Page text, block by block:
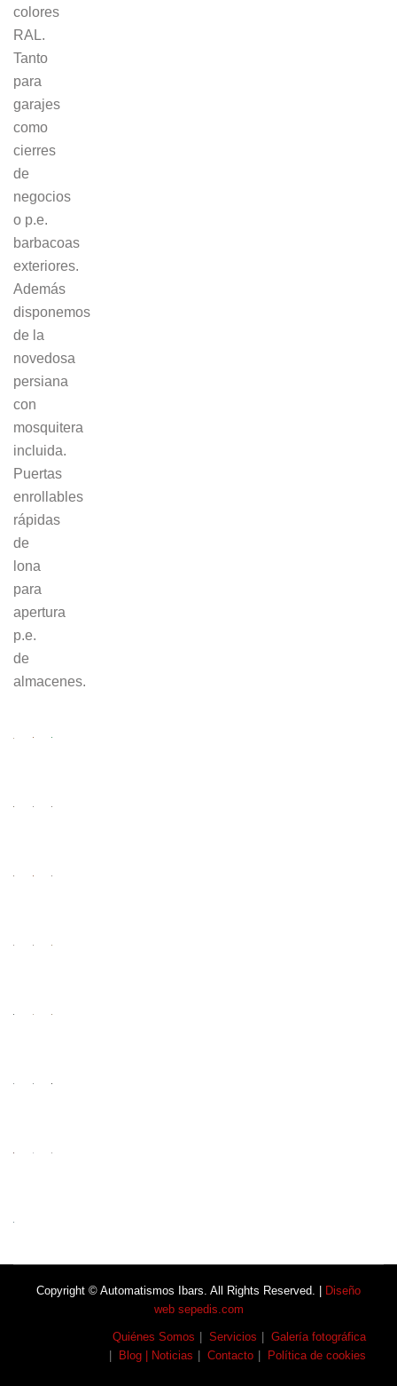
colores
RAL.
Tanto
para
garajes
como
cierres
de
negocios
o p.e.
barbacoas
exteriores.
Además
disponemos
de la
novedosa
persiana
con
mosquitera
incluida.
Puertas
enrollables
rápidas
de
lona
para
apertura
p.e.
de
almacenes.
Copyright © Automatismos Ibars. All Rights Reserved. |
Diseño
web sepedis.com
Quiénes Somos Servicios
Galería fotográfica
Blog | Noticias
Contacto Política de cookies